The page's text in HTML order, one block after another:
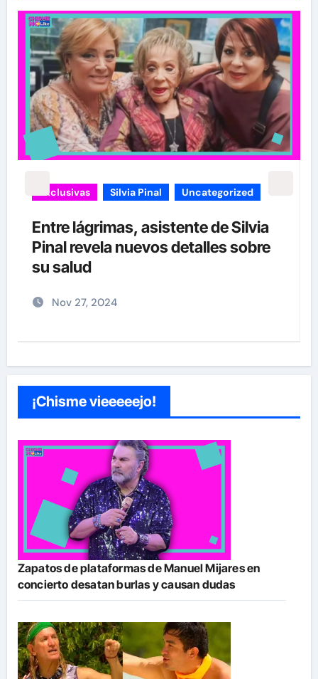
Exclusivas Silvia Pinal Uncategorized
Entre lágrimas, asistente de Silvia
Pinal revela nuevos detalles sobre
su salud
Nov 27, 2024
¡Chisme vieeeeejo!
Zapatos de plataformas de Manuel Mijares en
concierto desatan burlas y causan dudas